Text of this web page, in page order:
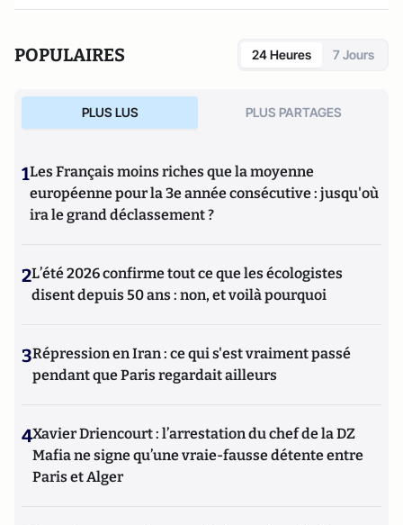
POPULAIRES 24 Heures 7 Jours
PLUS LUS PLUS PARTAGES
1Les Français moins riches que la moyenne
européenne pour la 3e année consécutive : jusqu'où
ira le grand déclassement ?
2L’été 2026 confirme tout ce que les écologistes
disent depuis 50 ans : non, et voilà pourquoi
3Répression en Iran : ce qui s'est vraiment passé
pendant que Paris regardait ailleurs
4Xavier Driencourt : l’arrestation du chef de la DZ
Mafia ne signe qu’une vraie-fausse détente entre
Paris et Alger